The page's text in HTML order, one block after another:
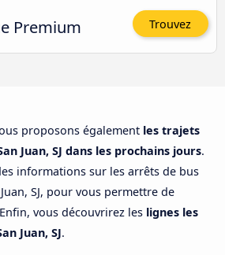
Premium Trouvez
proposons également les trajets
Juan, SJ dans les prochains jours.
informations sur les arrêts de bus
SJ, pour vous permettre de
vous découvrirez les lignes les
Juan, SJ.